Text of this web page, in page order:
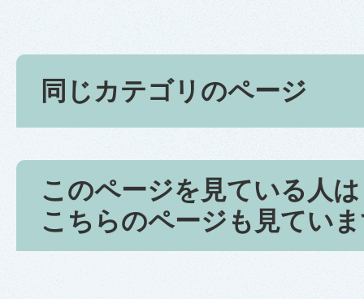
同じカテゴリのページ
このページを見ている人は
こちらのページも見てい